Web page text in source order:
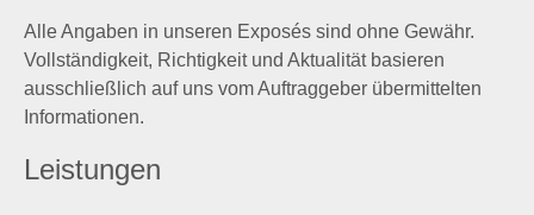
Alle Angaben in unseren Exposés sind ohne Gewähr.
Vollständigkeit, Richtigkeit und Aktualität basieren
ausschließlich auf uns vom Auftraggeber übermittelten
Informationen.
Leistungen